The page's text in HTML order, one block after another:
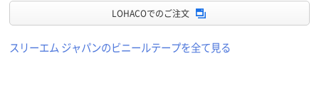
LOHACOでのご注文
スリーエム ジャパンのビニールテープを全て見る